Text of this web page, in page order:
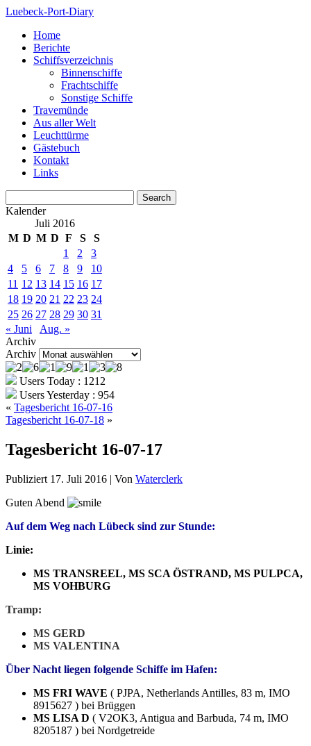
Luebeck-Port-Diary
Home
Berichte
Schiffsverzeichnis
Binnenschiffe
Frachtschiffe
Sonstige Schiffe
Travemünde
Aus aller Welt
Leuchttürme
Gästebuch
Kontakt
Links
Kalender
Juli 2016
M D M D F S
S
1
2
3
4
5 6 7 8 9
10
11 12 13 14 15 16 17
18 19 20 21 22 23 24
25 26 27 28 29 30 31
« Juni
Aug. »
Archiv
Archiv
Users Today : 1212
Users Yesterday : 954
« Tagesbericht 16-07-16
Tagesbericht 16-07-18 »
Tagesbericht 16-07-17
Publiziert 17. Juli 2016 | Von Waterclerk
Guten Abend
Auf dem Weg nach Lübeck sind zur Stunde:
Linie:
MS TRANSREEL, MS SCA ÖSTRAND, MS PULPCA,
MS VOHBURG
Tramp:
MS GERD
MS VALENTINA
Über Nacht liegen folgende Schiffe im Hafen:
MS FRI WAVE ( PJPA, Netherlands Antilles, 83 m, IMO
8915627 ) bei Brüggen
MS LISA D ( V2OK3, Antigua and Barbuda, 74 m, IMO
8205187 ) bei Nordgetreide